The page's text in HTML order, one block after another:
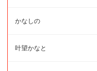
かなしの
叶望かなと